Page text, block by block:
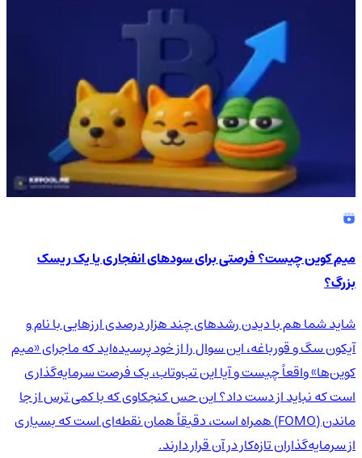
میم کوین چیست؟ فرصتی برای سودهای انفجاری یا یک ریسک
بزرگ؟
شاید شما هم با دیدن رشدهای چند هزار درصدی ارزهایی با نام و
آیکون سگ و قورباغه، این سوال را از خود پرسیده‌اید که ماجرای «میم
کوین‌ها» واقعاً چیست و آیا این تب‌وتاب، یک فرصت سرمایه‌گذاری
است که نباید از دست داد؟ این حس کنجکاوی که با کمی ترس از جا
ماندن (FOMO) همراه است، دقیقاً همان نقطه‌ای است که بسیاری
از سرمایه‌گذاران تازه‌کار در آن قرار دارند.